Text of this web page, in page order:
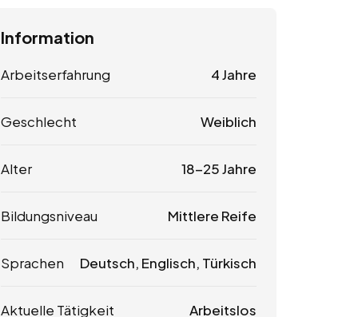
Information
Arbeitserfahrung 4 Jahre
Geschlecht Weiblich
Alter 18-25 Jahre
Bildungsniveau Mittlere Reife
Sprachen Deutsch, Englisch, Türkisch
Aktuelle Tätigkeit Arbeitslos